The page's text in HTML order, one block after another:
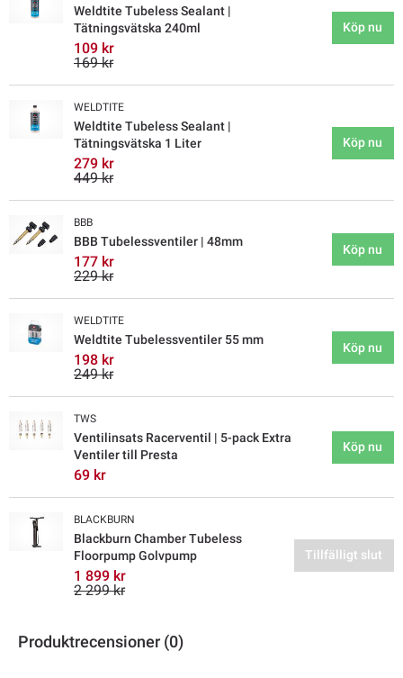
Weldtite Tubeless Sealant |
Tätningsvätska 240ml
109 kr
169 kr
Köp nu
WELDTITE
Weldtite Tubeless Sealant |
Tätningsvätska 1 Liter
279 kr
449 kr
Köp nu
BBB
BBB Tubelessventiler | 48mm
177 kr
229 kr
Köp nu
WELDTITE
Weldtite Tubelessventiler 55 mm
198 kr
249 kr
Köp nu
TWS
Ventilinsats Racerventil | 5-pack Extra
Ventiler till Presta
69 kr
Köp nu
BLACKBURN
Blackburn Chamber Tubeless
Floorpump Golvpump
1 899 kr
2 299 kr
Tillfälligt slut
Produktrecensioner (0)